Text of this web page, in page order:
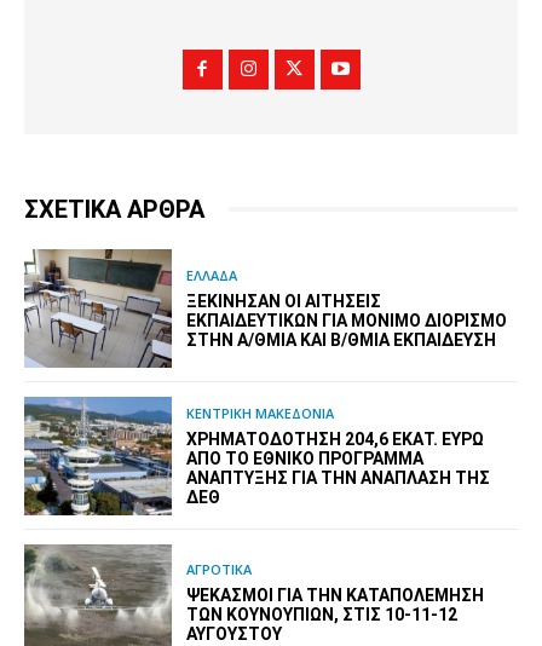
ΣΧΕΤΙΚΑ ΑΡΘΡΑ
ΕΛΛΑΔΑ
ΞΕΚΊΝΗΣΑΝ ΟΙ ΑΙΤΉΣΕΙΣ
ΕΚΠΑΙΔΕΥΤΙΚΏΝ ΓΙΑ ΜΌΝΙΜΟ ΔΙΟΡΙΣΜΌ
ΣΤΗΝ Α/ΘΜΙΑ ΚΑΙ Β/ΘΜΙΑ ΕΚΠΑΊΔΕΥΣΗ
ΚΕΝΤΡΙΚΗ ΜΑΚΕΔΟΝΙΑ
ΧΡΗΜΑΤΟΔΌΤΗΣΗ 204,6 ΕΚΑΤ. ΕΥΡΏ
ΑΠΌ ΤΟ ΕΘΝΙΚΌ ΠΡΌΓΡΑΜΜΑ
ΑΝΆΠΤΥΞΗΣ ΓΙΑ ΤΗΝ ΑΝΆΠΛΑΣΗ ΤΗΣ
ΔΕΘ
ΑΓΡΟΤΙΚΑ
ΨΕΚΑΣΜΟΊ ΓΙΑ ΤΗΝ ΚΑΤΑΠΟΛΈΜΗΣΗ
ΤΩΝ ΚΟΥΝΟΥΠΙΏΝ, ΣΤΙΣ 10-11-12
ΑΥΓΟΎΣΤΟΥ